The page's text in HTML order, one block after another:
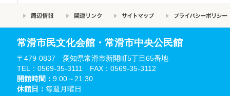
常滑市民文化会館・常滑市中央公民館
〒479-0837 愛知県常滑市新開町5丁目65番地
TEL：0569-35-3111 FAX：0569-35-3112
開館時間： 9:00～21:30
休館日： 毎週月曜日